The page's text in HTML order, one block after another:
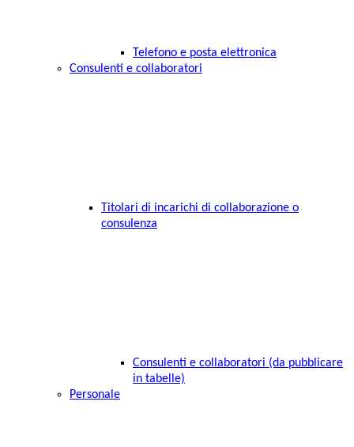
Telefono e posta elettronica
Consulenti e collaboratori
Titolari di incarichi di collaborazione o
consulenza
Consulenti e collaboratori (da pubblicare
in tabelle)
Personale